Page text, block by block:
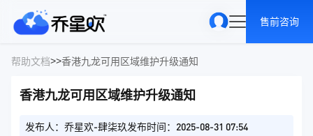
售前咨询
帮助文档>>香港九龙可用区域维护升级通知
香港九龙可用区域维护升级通知
发布人：乔星欢-肆柒玖发布时间：2025-08-31 07:54